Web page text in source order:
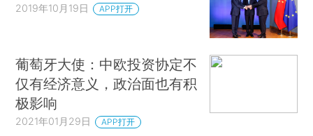
2019年10月19日 APP打开
葡萄牙大使：中欧投资协定不
仅有经济意义，政治面也有积
极影响
2021年01月29日 APP打开